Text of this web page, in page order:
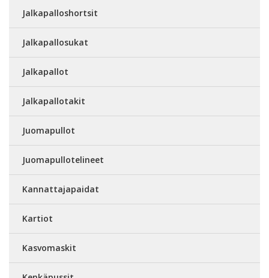
Jalkapalloshortsit
Jalkapallosukat
Jalkapallot
Jalkapallotakit
Juomapullot
Juomapullotelineet
Kannattajapaidat
Kartiot
Kasvomaskit